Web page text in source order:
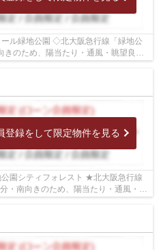
ル緑地公園 ◇北大阪急行線「緑地公
のため、陽当たり・通風・眺望良好♪
登録をして限定物件を見る
園シティフォレスト ★北大阪急行線
・南向きのため、陽当たり・通風・眺